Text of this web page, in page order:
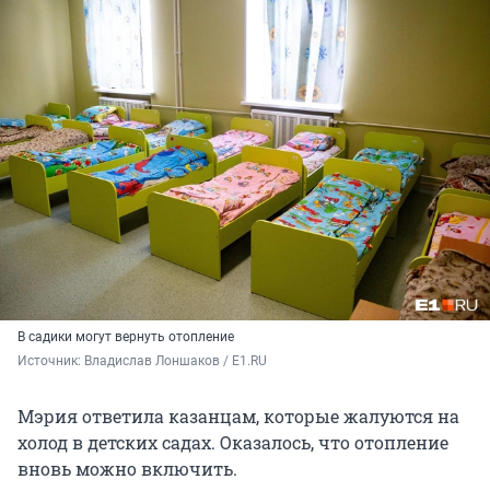
В садики могут вернуть отопление
Источник: Владислав Лоншаков / E1.RU
Мэрия ответила казанцам, которые жалуются на
холод в детских садах. Оказалось, что отопление
вновь можно включить.